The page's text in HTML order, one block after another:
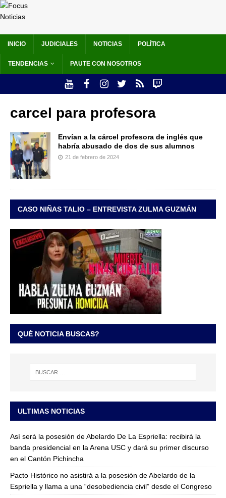
INICIO JUDICIALES NOTICIAS POLÍTICA
TENDENCIAS PAUTE CON NOSOTROS
carcel para profesora
Envían a la cárcel profesora de inglés que
habría abusado de dos de sus alumnos
21 de febrero de 2024
CASO NIÑAS TALIO – ENTREVISTA ZULMA GUZMÁN
QUÉ NOTICIA BUSCAS?
ULTIMAS NOTICIAS
Así será la posesión de Abelardo De La Espriella: recibirá la
banda presidencial en la Arena USC y dará su primer discurso
en el Cantón Pichincha
Pacto Histórico no asistirá a la posesión de Abelardo de la
Espriella y llama a una “desobediencia civil” desde el Congreso